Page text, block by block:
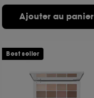
Ajouter au panier
Best seller